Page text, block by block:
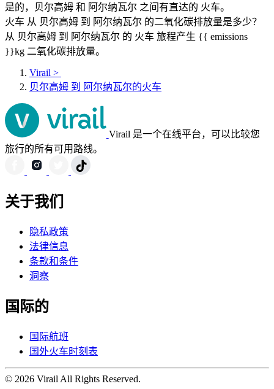
是的，贝尔高姆 和 阿尔纳瓦尔 之间有直达的 火车。
火车 从 贝尔高姆 到 阿尔纳瓦尔 的二氧化碳排放量是多少？
从 贝尔高姆 到 阿尔纳瓦尔 的 火车 旅程产生 {{ emissions
}}kg 二氧化碳排放量。
Virail >
贝尔高姆 到 阿尔纳瓦尔的火车
Virail 是一个在线平台，可以比较您
旅行的所有可用路线。
关于我们
隐私政策
法律信息
条款和条件
洞察
国际的
国际航班
国外火车时刻表
© 2026 Virail All Rights Reserved.